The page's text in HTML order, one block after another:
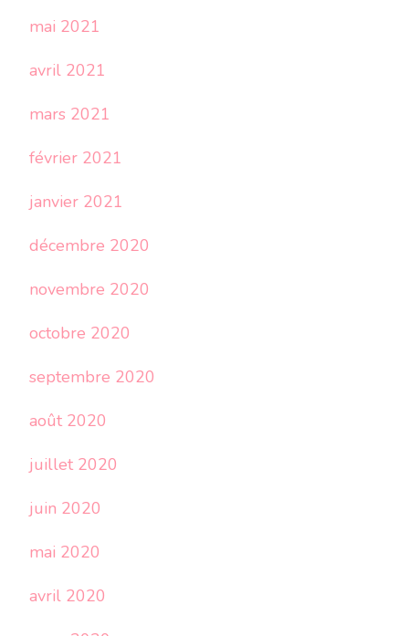
mai 2021
avril 2021
mars 2021
février 2021
janvier 2021
décembre 2020
novembre 2020
octobre 2020
septembre 2020
août 2020
juillet 2020
juin 2020
mai 2020
avril 2020